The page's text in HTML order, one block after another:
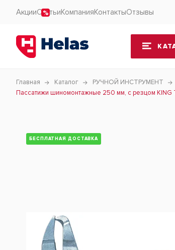
АкцииСтатьиКомпанияКонтактыОтзывы
Главная Каталог РУЧНОЙ ИНСТРУМЕНТ
Пассатижи шиномонтажные 250 мм, с резцом KING
БЕСПЛАТНАЯ ДОСТАВКА